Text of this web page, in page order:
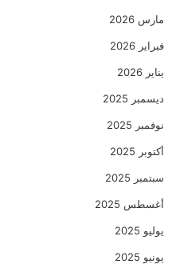
مارس 2026
فبراير 2026
يناير 2026
ديسمبر 2025
نوفمبر 2025
أكتوبر 2025
سبتمبر 2025
أغسطس 2025
يوليو 2025
يونيو 2025